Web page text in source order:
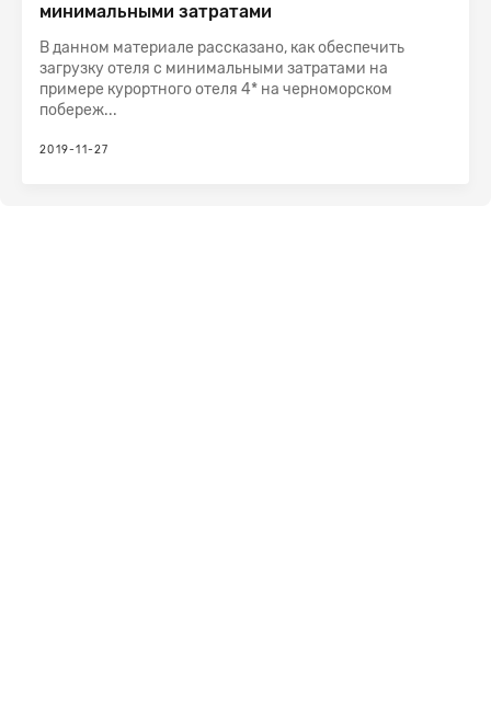
минимальными затратами
В данном материале рассказано, как обеспечить
загрузку отеля с минимальными затратами на
примере курортного отеля 4* на черноморском
побереж...
2019-11-27